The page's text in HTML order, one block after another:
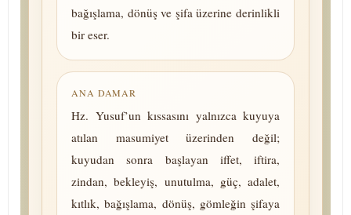
bağışlama, dönüş ve şifa üzerine de­rin­lik­li
bir eser.
ANA DAMAR
Hz. Yusuf’un kıssasını yalnızca kuyuya
atılan masumiyet üzerinden değil;
kuyudan sonra başlayan iffet, iftira,
zindan, bekleyiş, unutulma, güç, adalet,
kıtlık, bağışlama, dönüş, gömleğin şifaya